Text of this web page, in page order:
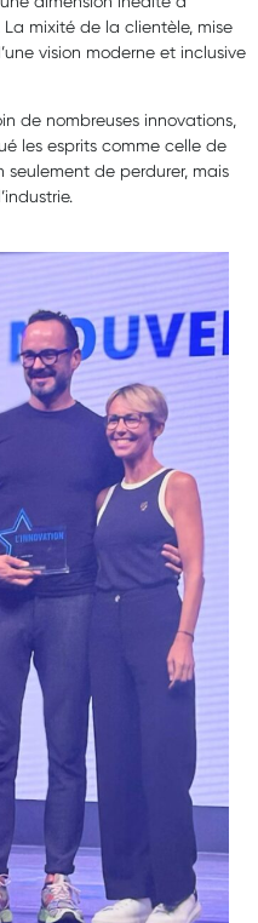
La mixité de la clientèle, mise
vision moderne et inclusive
de nombreuses innovations,
les esprits comme celle de
de perdurer, mais